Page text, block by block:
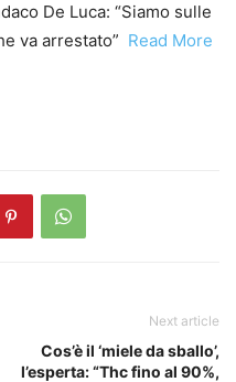
De Luca: “Siamo sulle
va arrestato”
Read More
Next article
Cos’è il ‘miele da sballo’,
l’esperta: “Thc fino al 90%,